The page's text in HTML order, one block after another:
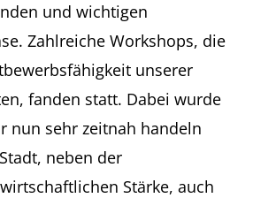
und wichtigen
Zahlreiche Workshops, die
unserer
fanden statt. Dabei wurde
nun sehr zeitnah handeln
neben der
Stärke, auch